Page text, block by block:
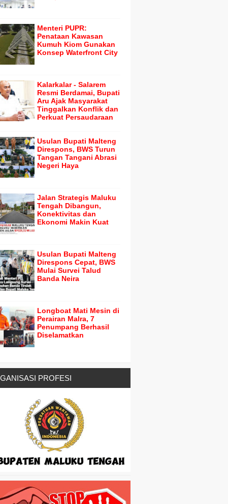
Menteri PUPR:
Penataan Kawasan
Kumuh Kiom Gunakan
Konsep Waterfront City
Kalarkalar - Salarem
Resmi Berdamai, Bupati
Aru Ajak Masyarakat
Tinggalkan Konflik dan
Perkuat Persaudaraan
Usulan Bupati Malteng
Direspons, BWS Turun
Tangan Tangani Abrasi
Negeri Haya
Jalan Strategis Maluku
Tengah Dibangun,
Konektivitas dan
Ekonomi Makin Kuat
Usulan Bupati Malteng
Direspons Cepat, BWS
Mulai Survei Talud
Banda Neira
Longboat Mati Mesin di
Perairan Malra, 7
Penumpang Berhasil
Diselamatkan
PROFESI